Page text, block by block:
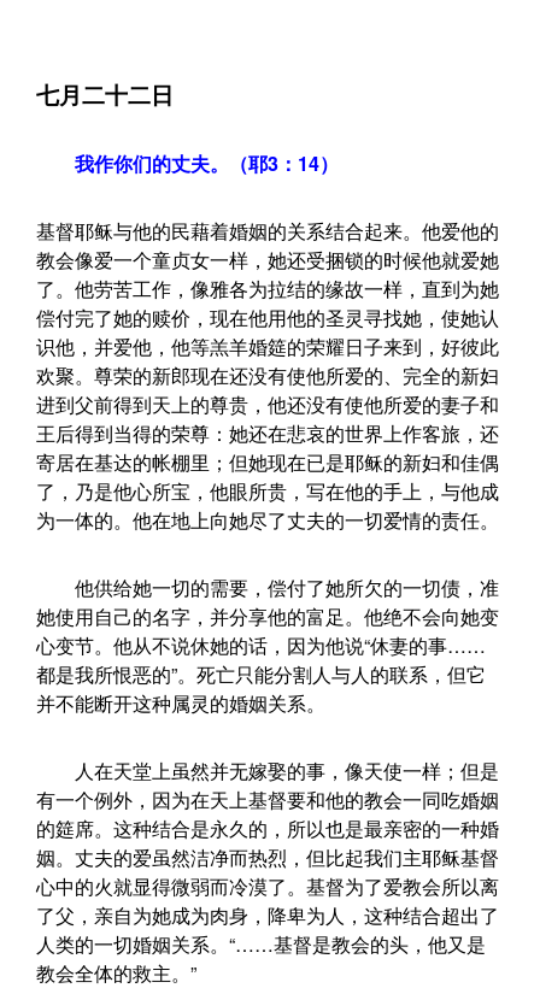
七月二十二日
我作你们的丈夫。（耶3：14）
基督耶稣与他的民藉着婚姻的关系结合起来。他爱他的
教会像爱一个童贞女一样，她还受捆锁的时候他就爱她
了。他劳苦工作，像雅各为拉结的缘故一样，直到为她
偿付完了她的赎价，现在他用他的圣灵寻找她，使她认
识他，并爱他，他等羔羊婚筵的荣耀日子来到，好彼此
欢聚。尊荣的新郎现在还没有使他所爱的、完全的新妇
进到父前得到天上的尊贵，他还没有使他所爱的妻子和
王后得到当得的荣尊：她还在悲哀的世界上作客旅，还
寄居在基达的帐棚里；但她现在已是耶稣的新妇和佳偶
了，乃是他心所宝，他眼所贵，写在他的手上，与他成
为一体的。他在地上向她尽了丈夫的一切爱情的责任。
他供给她一切的需要，偿付了她所欠的一切债，准
她使用自己的名字，并分享他的富足。他绝不会向她变
心变节。他从不说休她的话，因为他说“休妻的事……
都是我所恨恶的”。死亡只能分割人与人的联系，但它
并不能断开这种属灵的婚姻关系。
人在天堂上虽然并无嫁娶的事，像天使一样；但是
有一个例外，因为在天上基督要和他的教会一同吃婚姻
的筵席。这种结合是永久的，所以也是最亲密的一种婚
姻。丈夫的爱虽然洁净而热烈，但比起我们主耶稣基督
心中的火就显得微弱而冷漠了。基督为了爱教会所以离
了父，亲自为她成为肉身，降卑为人，这种结合超出了
人类的一切婚姻关系。“……基督是教会的头，他又是
教会全体的救主。”